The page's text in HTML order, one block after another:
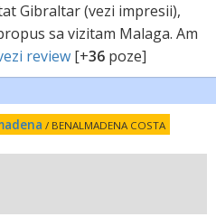
Gibraltar (vezi impresii),
sa vizitam Malaga. Am
review [+36 poze]
/ BENALMADENA COSTA